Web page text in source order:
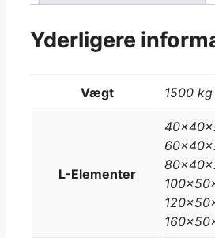
Yderligere
Vægt 1500 kg
L-Elementer